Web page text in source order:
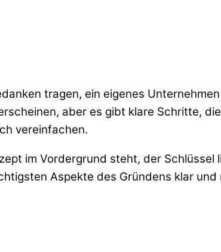
tragen, ein eigenes
aber es gibt klare Schritte,
vereinfachen.
im Vordergrund steht, der Schlüssel
Aspekte des Gründens klar